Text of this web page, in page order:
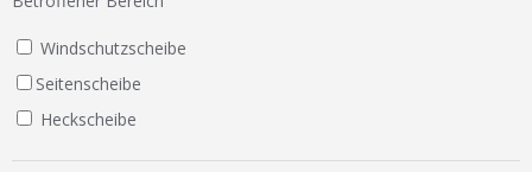
Windschutzscheibe
Seitenscheibe
Heckscheibe